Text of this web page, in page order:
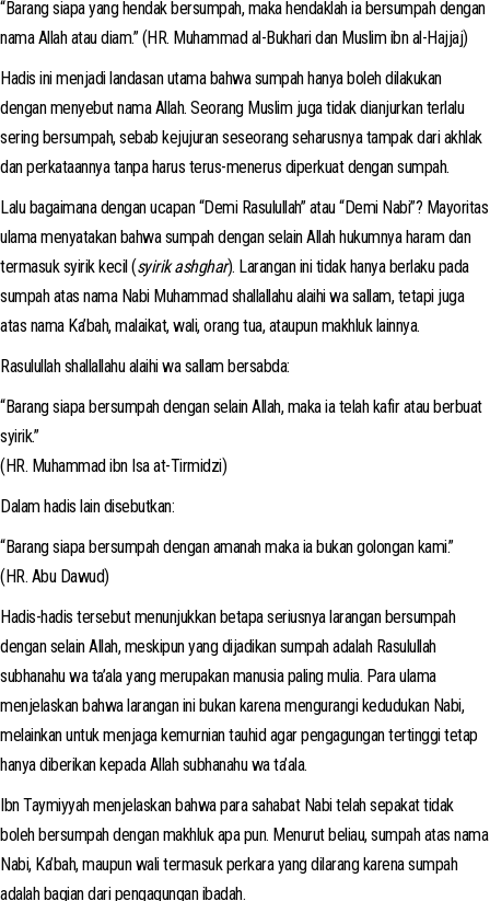
“Barang siapa yang hendak bersumpah, maka hendaklah ia bersumpah dengan
nama Allah atau diam.” (HR. Muhammad al-Bukhari dan Muslim ibn al-Hajjaj)
Hadis ini menjadi landasan utama bahwa sumpah hanya boleh dilakukan
dengan menyebut nama Allah. Seorang Muslim juga tidak dianjurkan terlalu
sering bersumpah, sebab kejujuran seseorang seharusnya tampak dari akhlak
dan perkataannya tanpa harus terus-menerus diperkuat dengan sumpah.
Lalu bagaimana dengan ucapan “Demi Rasulullah” atau “Demi Nabi”? Mayoritas
ulama menyatakan bahwa sumpah dengan selain Allah hukumnya haram dan
termasuk syirik kecil (syirik ashghar). Larangan ini tidak hanya berlaku pada
sumpah atas nama Nabi Muhammad shallallahu alaihi wa sallam, tetapi juga
atas nama Ka’bah, malaikat, wali, orang tua, ataupun makhluk lainnya.
Rasulullah shallallahu alaihi wa sallam bersabda:
“Barang siapa bersumpah dengan selain Allah, maka ia telah kafir atau berbuat
syirik.”
(HR. Muhammad ibn Isa at-Tirmidzi)
Dalam hadis lain disebutkan:
“Barang siapa bersumpah dengan amanah maka ia bukan golongan kami.”
(HR. Abu Dawud)
Hadis-hadis tersebut menunjukkan betapa seriusnya larangan bersumpah
dengan selain Allah, meskipun yang dijadikan sumpah adalah Rasulullah
subhanahu wa ta’ala yang merupakan manusia paling mulia. Para ulama
menjelaskan bahwa larangan ini bukan karena mengurangi kedudukan Nabi,
melainkan untuk menjaga kemurnian tauhid agar pengagungan tertinggi tetap
hanya diberikan kepada Allah subhanahu wa ta’ala.
Ibn Taymiyyah menjelaskan bahwa para sahabat Nabi telah sepakat tidak
boleh bersumpah dengan makhluk apa pun. Menurut beliau, sumpah atas nama
Nabi, Ka’bah, maupun wali termasuk perkara yang dilarang karena sumpah
adalah bagian dari pengagungan ibadah.